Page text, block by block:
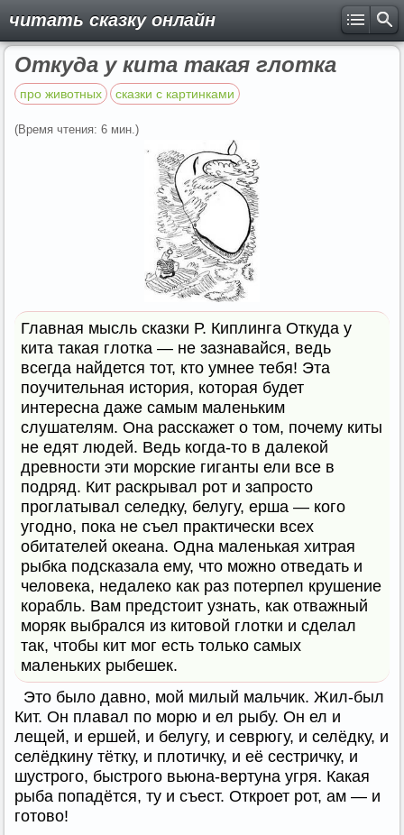
читать сказку онлайн
Откуда у кита такая глотка
про животных сказки с картинками
(Время чтения: 6 мин.)
Главная мысль сказки Р. Киплинга Откуда у
кита такая глотка — не зазнавайся, ведь
всегда найдется тот, кто умнее тебя! Эта
поучительная история, которая будет
интересна даже самым маленьким
слушателям. Она расскажет о том, почему киты
не едят людей. Ведь когда-то в далекой
древности эти морские гиганты ели все в
подряд. Кит раскрывал рот и запросто
проглатывал селедку, белугу, ерша — кого
угодно, пока не съел практически всех
обитателей океана. Одна маленькая хитрая
рыбка подсказала ему, что можно отведать и
человека, недалеко как раз потерпел крушение
корабль. Вам предстоит узнать, как отважный
моряк выбрался из китовой глотки и сделал
так, чтобы кит мог есть только самых
маленьких рыбешек.
Это было давно, мой милый мальчик. Жил-был
Кит. Он плавал по морю и ел рыбу. Он ел и
лещей, и ершей, и белугу, и севрюгу, и селёдку, и
селёдкину тётку, и плотичку, и её сестричку, и
шустрого, быстрого вьюна-вертуна угря. Какая
рыба попадётся, ту и съест. Откроет рот, ам — и
готово!